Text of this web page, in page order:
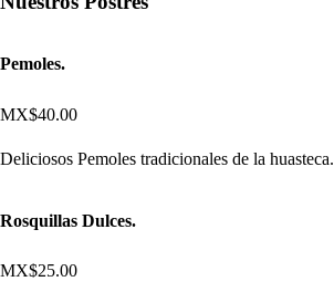
Pemoles.
MX$40.00
Deliciosos Pemoles tradicionales de la huasteca.
Rosquillas Dulces.
MX$25.00